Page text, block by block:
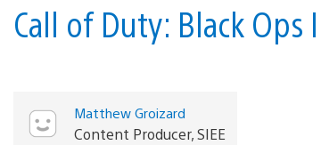
Call of Duty: Black
Matthew Groizard
Content Producer, SIEE